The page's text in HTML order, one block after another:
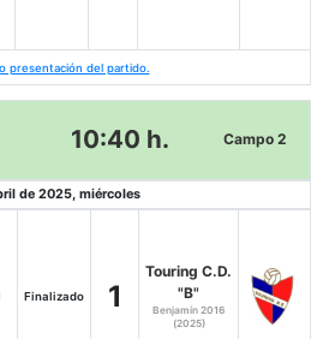
presentación del partido.
10:40 h. Campo 2
de 2025, miércoles
Finalizado 1
Touring C.D.
"B"
Benjamín 2016
(2025)